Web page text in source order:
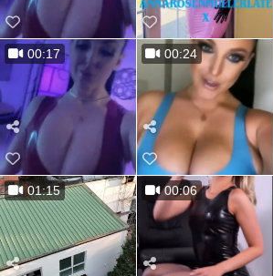
00:17 00:24
01:15 00:06